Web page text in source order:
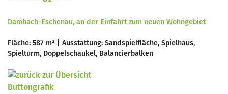
Dambach-Eschenau, an der Einfahrt zum neuen Wohngebiet
Fläche: 587 m² | Ausstattung: Sandspielfläche, Spielhaus,
Spielturm, Doppelschaukel, Balancierbalken